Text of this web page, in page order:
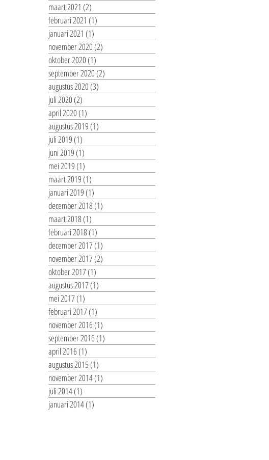
maart 2021 (2)
februari 2021 (1)
januari 2021 (1)
november 2020(2)
oktober 2020(1)
september 2020(2)
augustus 2020(3)
juli 2020(2)
april 2020(1)
augustus 2019(1)
juli 2019(1)
juni 2019(1)
mei 2019(1)
maart 2019(1)
januari 2019(1)
december 2018(1)
maart 2018(1)
februari 2018(1)
december 2017(1)
november 2017(2)
oktober 2017(1)
augustus 2017(1)
mei 2017(1)
februari 2017(1)
november 2016(1)
september 2016(1)
april 2016(1)
augustus 2015(1)
november 2014(1)
juli 2014(1)
januari 2014(1)